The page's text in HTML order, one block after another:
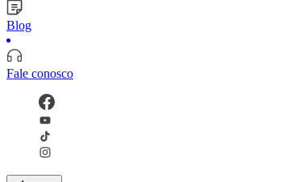
Blog
Fale conosco